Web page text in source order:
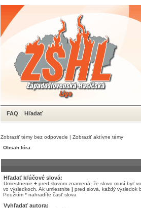
FAQ Hľadať
Zobraziť témy bez odpovede | Zobraziť aktívne témy
Obsah fóra
Hľadať kľúčové slová:
Umiestnenie + pred slovom znamená, že slovo musí byť
vo výsledkoch. Ak umiestnite | pred slová, každý výsledok
Použitím * nahradíte časť slova
Vyhľadať autora: